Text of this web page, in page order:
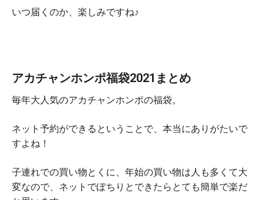
いつ届くのか、楽しみですね♪
アカチャンホンポ福袋2021まとめ
毎年大人気のアカチャンホンポの福袋。
ネット予約ができるということで、本当にありがたいで
すよね！
子連れでの買い物とくに、年始の買い物は人も多くて大
変なので、ネットでぽちりとできたらとても簡単で楽だ